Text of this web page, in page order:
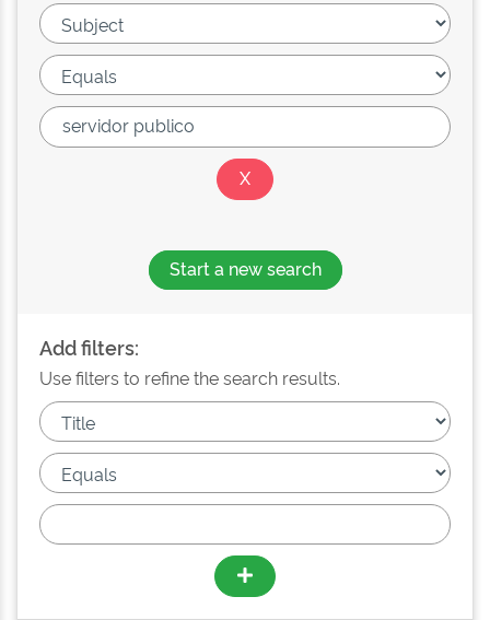
Start a new search
Add filters:
Use filters to refine the search results.